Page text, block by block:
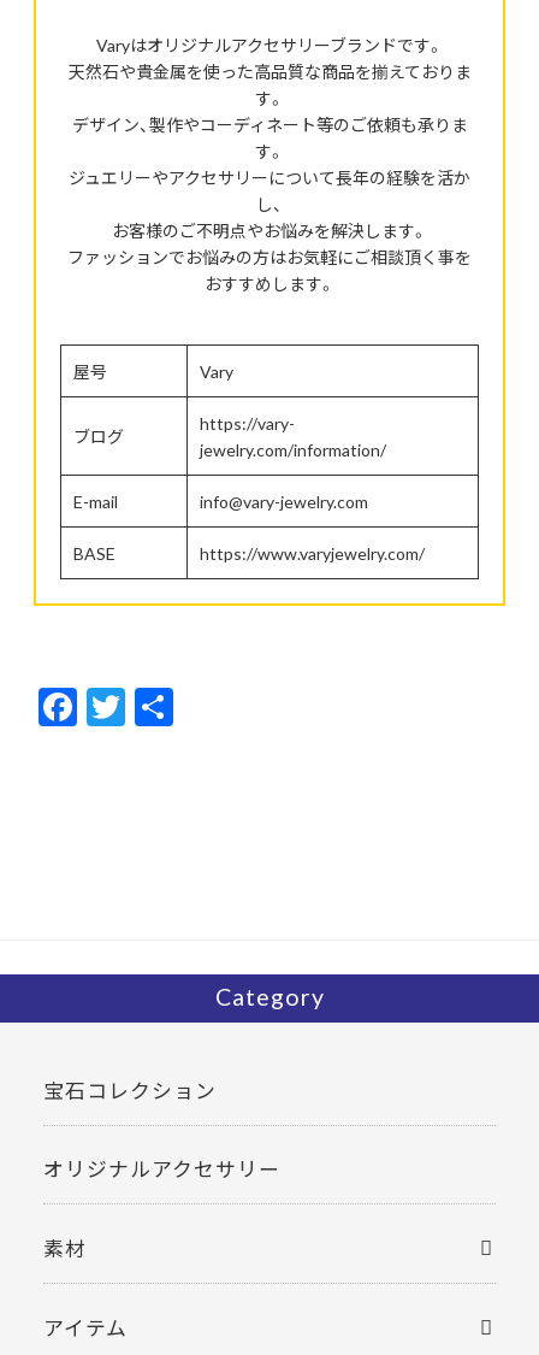
Varyはオリジナルアクセサリーブランドです。
天然石や貴金属を使った高品質な商品を揃えておりま
す。
デザイン、製作やコーディネート等のご依頼も承りま
す。
ジュエリーやアクセサリーについて長年の経験を活か
し、
お客様のご不明点やお悩みを解決します。
ファッションでお悩みの方はお気軽にご相談頂く事を
おすすめします。
屋号 Vary
ブログ
https://vary-
jewelry.com/information/
E-mail info@vary-jewelry.com
BASE https://www.varyjewelry.com/
F
ac
T
w
Category
宝石コレクション
オリジナルアクセサリー
素材
アイテム